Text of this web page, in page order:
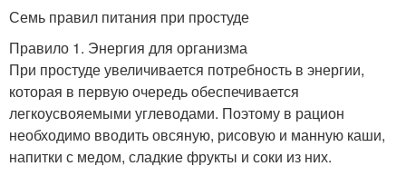
Семь правил питания при простуде
Правило 1. Энергия для организма
При простуде увеличивается потребность в энергии,
которая в первую очередь обеспечивается
легкоусвояемыми углеводами. Поэтому в рацион
необходимо вводить овсяную, рисовую и манную каши,
напитки с медом, сладкие фрукты и соки из них.